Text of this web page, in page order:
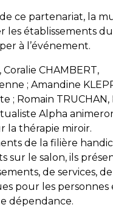
ce partenariat, la
les établissements
à l’événement.
Coralie CHAMBERT,
; Amandine
; Romain TRUCHAN,
Alpha
la thérapie miroir.
de la filière
sur le salon, ils
de services,
pour les personnes
dépendance.